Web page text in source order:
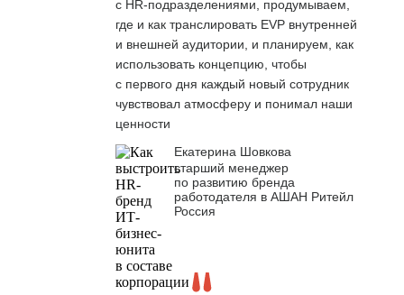
с HR-подразделениями, продумываем,
где и как транслировать EVP внутренней
и внешней аудитории, и планируем, как
использовать концепцию, чтобы
с первого дня каждый новый сотрудник
чувствовал атмосферу и понимал наши
ценности
Екатерина Шовкова
старший менеджер
по развитию бренда
работодателя в АШАН Ритейл
Россия